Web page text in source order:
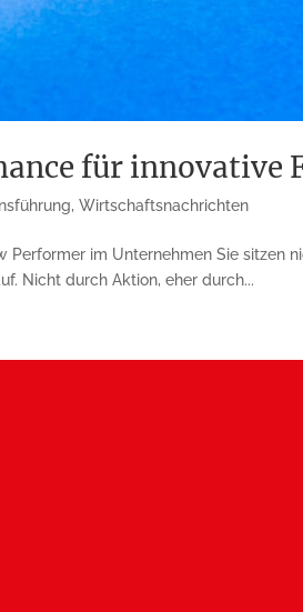
für innovative
,Wirtschaftsnachrichten
im Unternehmen Sie sitzen
Nicht durch Aktion, eher durch...